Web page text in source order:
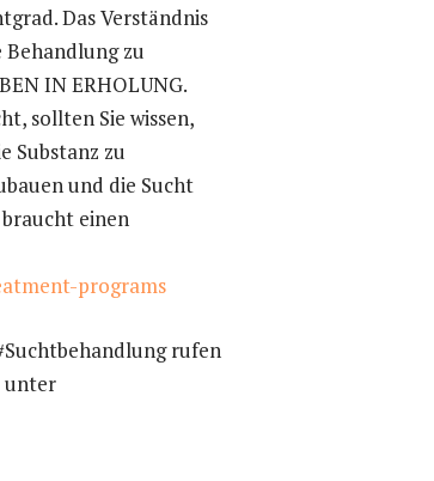
Das Verständnis
zu
IN ERHOLUNG.
sollten Sie wissen,
Substanz zu
und die Sucht
einen
programs
rufen
unter